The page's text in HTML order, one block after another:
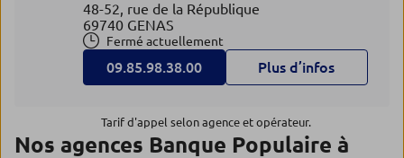
48-52, rue de la République
69740 GENAS
Fermé actuellement
09.85.98.38.00 Plus d’infos
Tarif d'appel selon agence et opérateur.
Nos agences Banque Populaire à